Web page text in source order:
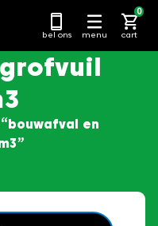
bel ons menu cart
0
en